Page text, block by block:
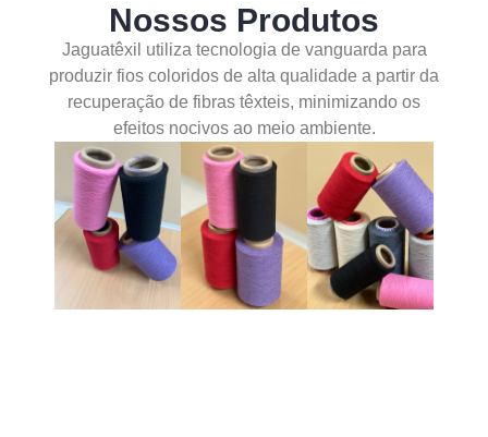
Nossos Produtos
Jaguatêxil utiliza tecnologia de vanguarda para
produzir fios coloridos de alta qualidade a partir da
recuperação de fibras têxteis, minimizando os
efeitos nocivos ao meio ambiente.